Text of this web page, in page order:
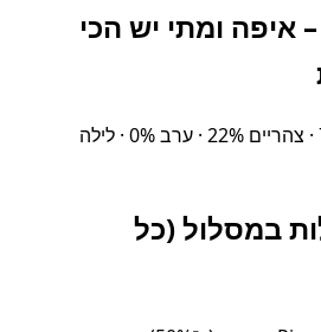
איפה ומתי יש הכי
בוקר 78% · צהריים 22% · ערב 0% · לילה
במסלול (כל